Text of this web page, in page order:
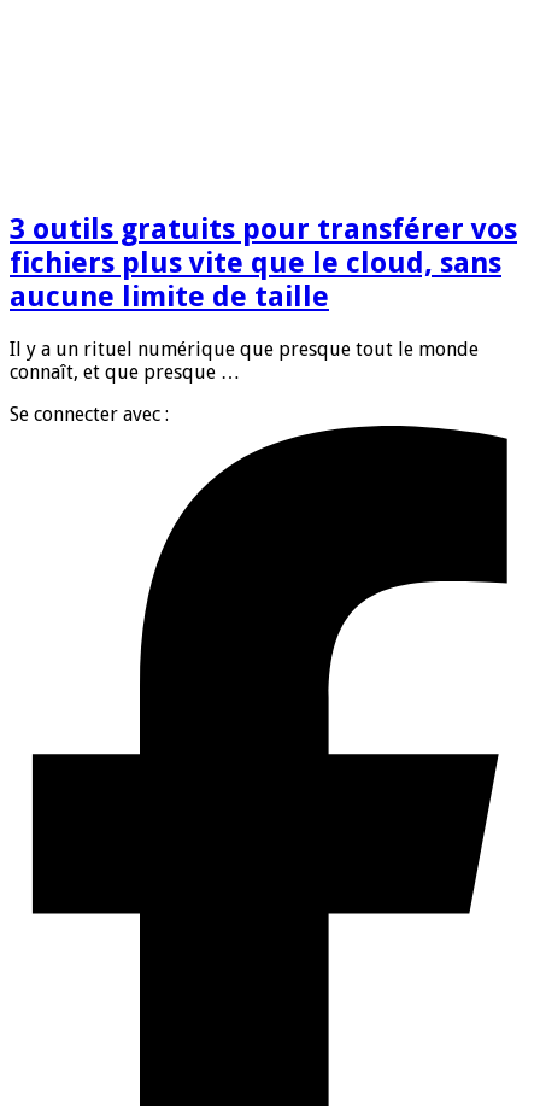
3 outils gratuits pour transférer vos
fichiers plus vite que le cloud, sans
aucune limite de taille
Il y a un rituel numérique que presque tout le monde
connaît, et que presque …
Se connecter avec :